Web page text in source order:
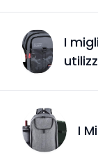
I
I